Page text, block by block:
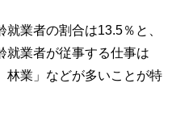
業者の割合は13.5％と、
就業者が従事する仕事は
林業」などが多いことが特